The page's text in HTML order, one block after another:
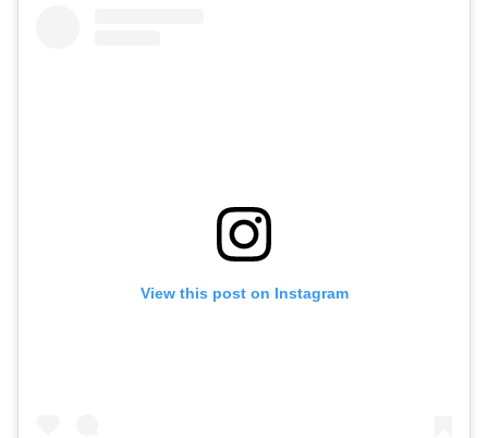
View this post on Instagram